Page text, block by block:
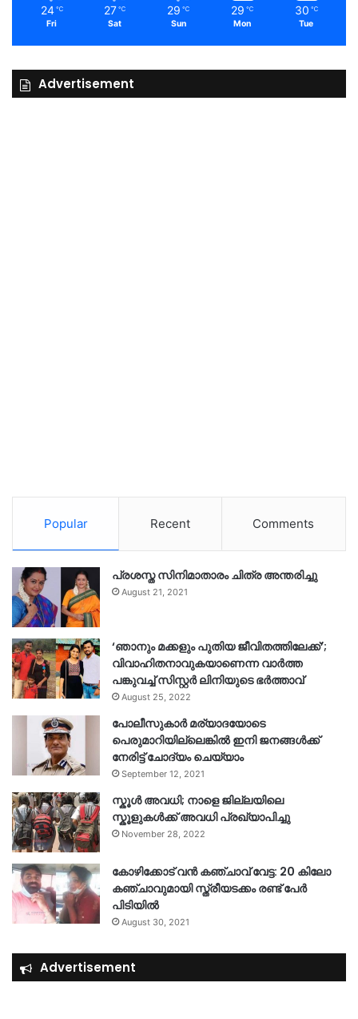
24 ℃
Fri
27 ℃
Sat
29 ℃
Sun
29 ℃
Mon
30 ℃
Tue
Advertisement
Popular Recent Comments
പ്രശസ്ത സിനിമാതാരം ചിത്ര അന്തരിച്ചു
August 21, 2021
‘ഞാനും മക്കളും പുതിയ ജീവിതത്തിലേക്ക്’;
വിവാഹിതനാവുകയാണെന്ന വാർത്ത
പങ്കുവച്ച് സിസ്റ്റർ ലിനിയുടെ ഭർത്താവ്
August 25, 2022
പോലീസുകാര്‍ മര്യാദയോടെ
പെരുമാറിയില്ലെങ്കില്‍ ഇനി ജനങ്ങള്‍ക്ക്
നേരിട്ട് ചോദ്യം ചെയ്യാം
September 12, 2021
സ്കൂൾ അവധി; നാളെ ജില്ലയിലെ
സ്കൂളുകൾക്ക് അവധി പ്രഖ്യാപിച്ചു
November 28, 2022
കോഴിക്കോട് വൻ കഞ്ചാവ് വേട്ട: 20 കിലോ
കഞ്ചാവുമായി സ്ത്രീയടക്കം രണ്ട് പേർ
പിടിയിൽ
August 30, 2021
Advertisement